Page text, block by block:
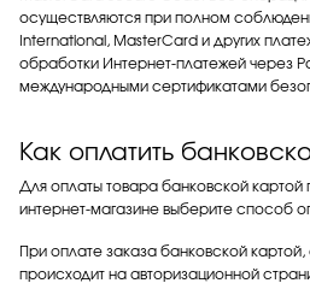
осуществляются при полном
International, MasterCard и других
обработки Интернет-платежей через
международными сертификатами
Как оплатить
Для оплаты товара банковской
интернет-магазине выберите способ
При оплате заказа банковской
происходит на авторизационной